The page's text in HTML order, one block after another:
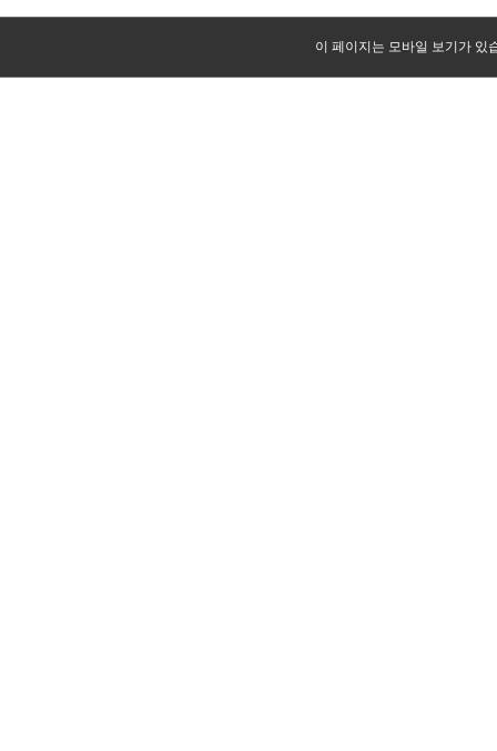
이 페이지는 모바일 보기가 있